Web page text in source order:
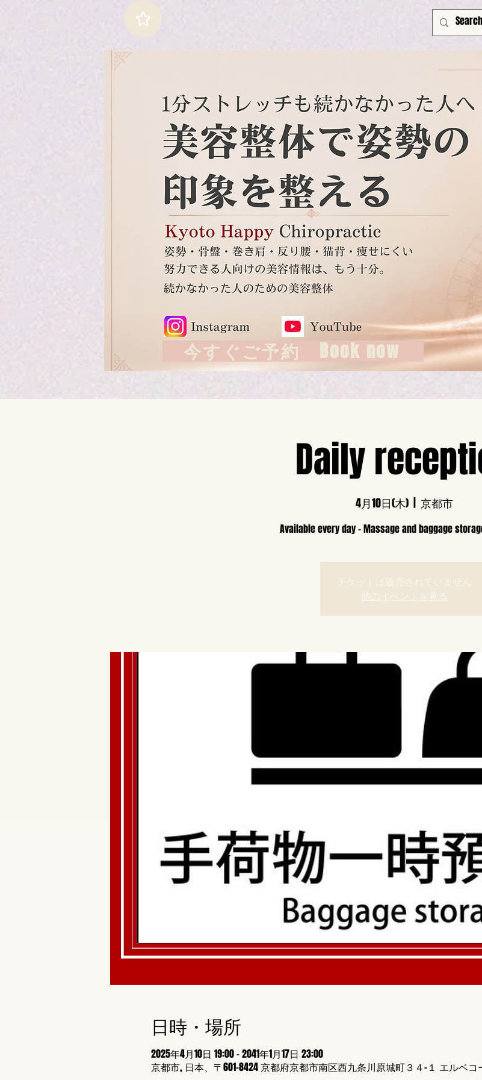
今すぐご予約 Book now
Daily
4月10日(木) 京都市
Available every day - Massage and baggage
チケットは販売されていません
他のイベントを見る
日時・場所
2025年4月10日 19:00 – 2041年1月17日 23:00
京都市, 日本、〒601-8424 京都府京都市南区西九条川原城町３４−１ エルベ